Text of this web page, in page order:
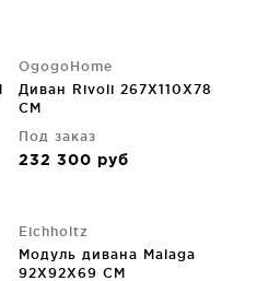
OgogoHome
Диван Rivoli 267X110X78
CM
Под заказ
232 300 руб
Eichholtz
Модуль дивана Malaga
92X92X69 CM